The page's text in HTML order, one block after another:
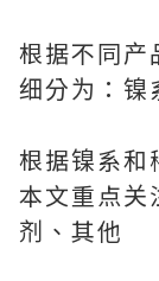
根据不同产
细分为：镍
根据镍系和
本文重点关
剂、其他